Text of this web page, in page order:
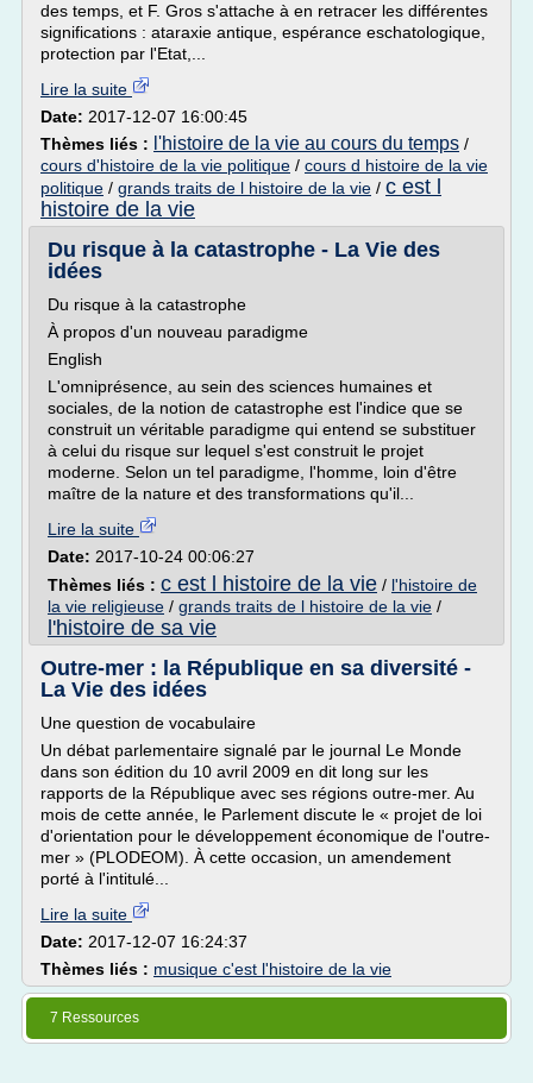
des temps, et F. Gros s'attache à en retracer les différentes
significations : ataraxie antique, espérance eschatologique,
protection par l'Etat,...
Lire la suite
Date: 2017-12-07 16:00:45
Thèmes liés : l'histoire de la vie au cours du temps /
cours d'histoire de la vie politique / cours d histoire de la vie
politique / grands traits de l histoire de la vie / c est l
histoire de la vie
Du risque à la catastrophe - La Vie des
idées
Du risque à la catastrophe
À propos d'un nouveau paradigme
English
L'omniprésence, au sein des sciences humaines et
sociales, de la notion de catastrophe est l'indice que se
construit un véritable paradigme qui entend se substituer
à celui du risque sur lequel s'est construit le projet
moderne. Selon un tel paradigme, l'homme, loin d'être
maître de la nature et des transformations qu'il...
Lire la suite
Date: 2017-10-24 00:06:27
Thèmes liés : c est l histoire de la vie / l'histoire de
la vie religieuse / grands traits de l histoire de la vie /
l'histoire de sa vie
Outre-mer : la République en sa diversité -
La Vie des idées
Une question de vocabulaire
Un débat parlementaire signalé par le journal Le Monde
dans son édition du 10 avril 2009 en dit long sur les
rapports de la République avec ses régions outre-mer. Au
mois de cette année, le Parlement discute le « projet de loi
d'orientation pour le développement économique de l'outre-
mer » (PLODEOM). À cette occasion, un amendement
porté à l'intitulé...
Lire la suite
Date: 2017-12-07 16:24:37
Thèmes liés : musique c'est l'histoire de la vie
7 Ressources